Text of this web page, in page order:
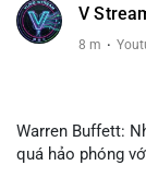
V
8 m ·
Warren Buffett:
quá hảo phóng